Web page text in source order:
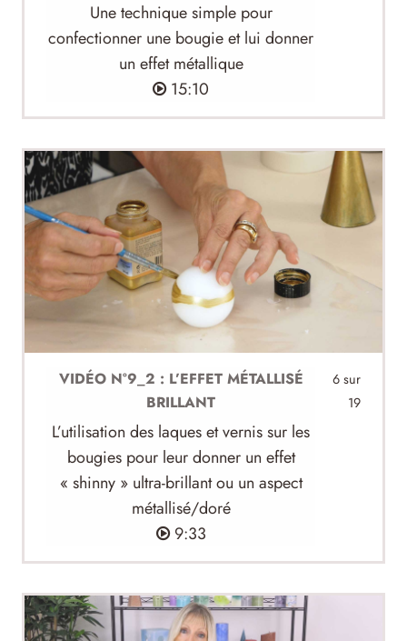
Une technique simple pour
confectionner une bougie et lui donner
un effet métallique
15:10
6 sur
19
VIDÉO N°9_2 : L’EFFET MÉTALLISÉ
BRILLANT
L’utilisation des laques et vernis sur les
bougies pour leur donner un effet
« shinny » ultra-brillant ou un aspect
métallisé/doré
9:33